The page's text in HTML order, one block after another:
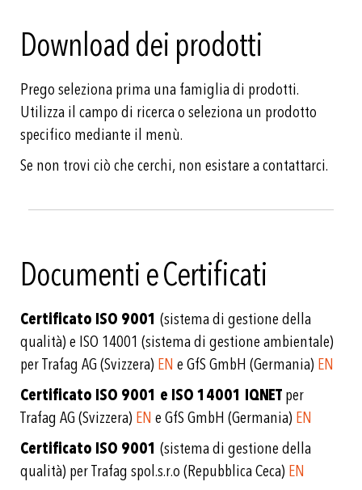
Download dei prodotti
Prego seleziona prima una famiglia di prodotti.
Utilizza il campo di ricerca o seleziona un prodotto
specifico mediante il menù.
Se non trovi ciò che cerchi, non esistare a contattarci.
Documenti e Certificati
Certificato ISO 9001 (sistema di gestione della
qualità) e ISO 14001 (sistema di gestione ambientale)
per Trafag AG (Svizzera) EN e GfS GmbH (Germania) EN
Certificato ISO 9001 e ISO 14001 IQNETper
Trafag AG (Svizzera) EN e GfS GmbH (Germania) EN
Certificato ISO 9001 (sistema di gestione della
qualità) per Trafag spol.s.r.o (Repubblica Ceca) EN